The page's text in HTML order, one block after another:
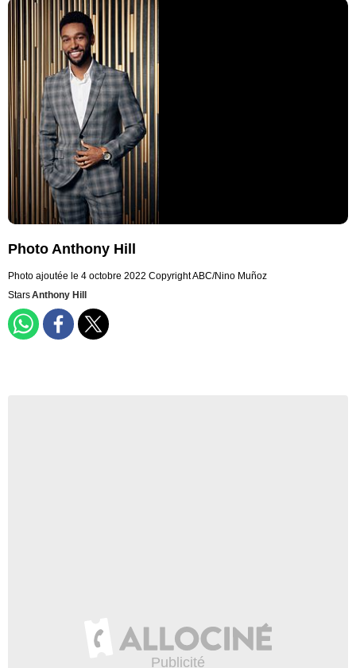
Photo Anthony Hill
Photo ajoutée le 4 octobre 2022 Copyright ABC/Nino Muñoz
StarsAnthony Hill